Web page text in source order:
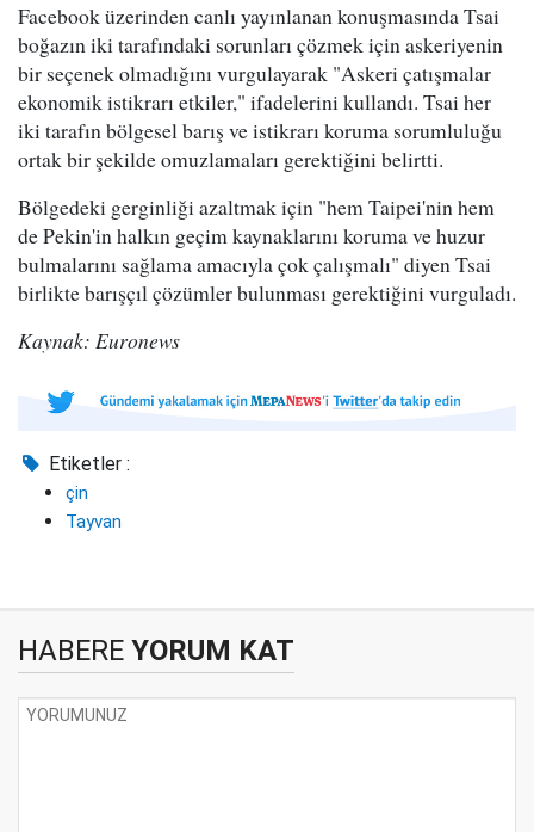
Facebook üzerinden canlı yayınlanan konuşmasında Tsai
boğazın iki tarafındaki sorunları çözmek için askeriyenin
bir seçenek olmadığını vurgulayarak "Askeri çatışmalar
ekonomik istikrarı etkiler," ifadelerini kullandı. Tsai her
iki tarafın bölgesel barış ve istikrarı koruma sorumluluğu
ortak bir şekilde omuzlamaları gerektiğini belirtti.
Bölgedeki gerginliği azaltmak için "hem Taipei'nin hem
de Pekin'in halkın geçim kaynaklarını koruma ve huzur
bulmalarını sağlama amacıyla çok çalışmalı" diyen Tsai
birlikte barışçıl çözümler bulunması gerektiğini vurguladı.
Kaynak: Euronews
Etiketler :
çin
Tayvan
HABERE YORUM KAT